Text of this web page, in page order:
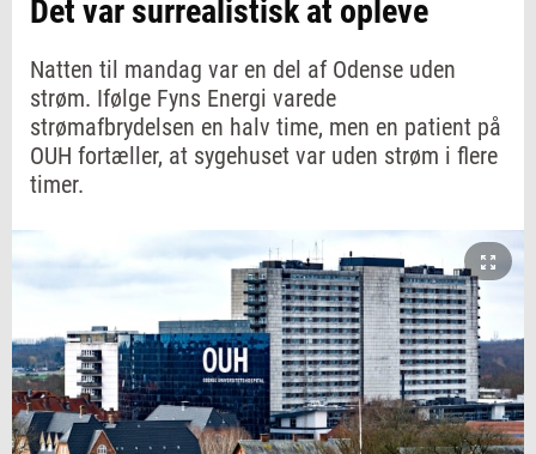
Det var surrealistisk at opleve
Natten til mandag var en del af Odense uden
strøm. Ifølge Fyns Energi varede
strømafbrydelsen en halv time, men en patient på
OUH fortæller, at sygehuset var uden strøm i flere
timer.